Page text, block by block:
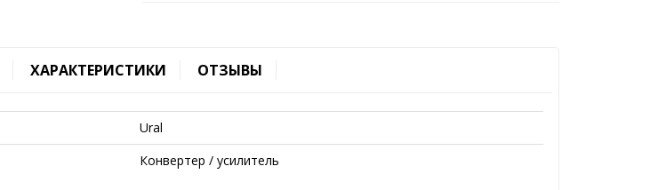
ХАРАКТЕРИСТИКИ ОТЗЫВЫ
Ural
Конвертер / усилитель